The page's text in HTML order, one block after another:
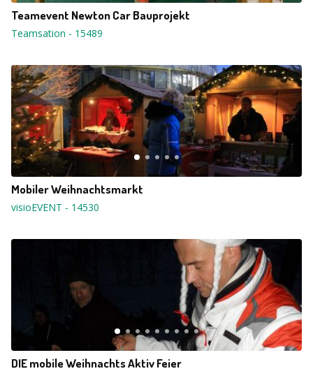
Teamevent Newton Car Bauprojekt
Teamsation - 15489
Mobiler Weihnachtsmarkt
visioEVENT - 14530
DIE mobile Weihnachts Aktiv Feier